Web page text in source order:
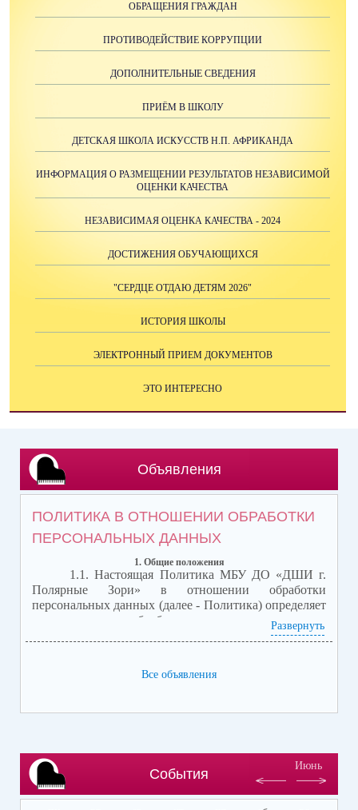
ОБРАЩЕНИЯ ГРАЖДАН
ПРОТИВОДЕЙСТВИЕ КОРРУПЦИИ
ДОПОЛНИТЕЛЬНЫЕ СВЕДЕНИЯ
ПРИЁМ В ШКОЛУ
ДЕТСКАЯ ШКОЛА ИСКУССТВ Н.П. АФРИКАНДА
ИНФОРМАЦИЯ О РАЗМЕЩЕНИИ РЕЗУЛЬТАТОВ НЕЗАВИСИМОЙ
ОЦЕНКИ КАЧЕСТВА
НЕЗАВИСИМАЯ ОЦЕНКА КАЧЕСТВА - 2024
ДОСТИЖЕНИЯ ОБУЧАЮЩИХСЯ
"СЕРДЦЕ ОТДАЮ ДЕТЯМ 2026"
ИСТОРИЯ ШКОЛЫ
ЭЛЕКТРОННЫЙ ПРИЕМ ДОКУМЕНТОВ
ЭТО ИНТЕРЕСНО
Объявления
ПОЛИТИКА В ОТНОШЕНИИ ОБРАБОТКИ
ПЕРСОНАЛЬНЫХ ДАННЫХ
1. Общие положения
1.1. Настоящая Политика МБУ ДО «ДШИ г.
Полярные Зори» в отношении обработки
персональных данных (далее - Политика) определяет
порядок, условия обработки персональных данных и
устанавливает требования по обеспечению
дополнительного образования «Детская школа
1025100817059, расположенное по адресу ул.
Оператор).
1.2. Настоящая Политика так же определяет
порядок обработки персональных данных
пользователей официального сайта Оператора в сети
Развернуть
Все объявления
События
Июнь